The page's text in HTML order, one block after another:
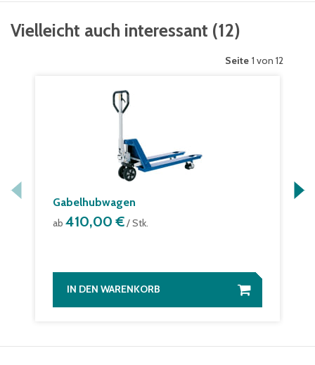
Vielleicht auch interessant (12)
Seite 1 von 12
Gabelhubwagen
ab 410,00 €/ Stk.
IN DEN WARENKORB